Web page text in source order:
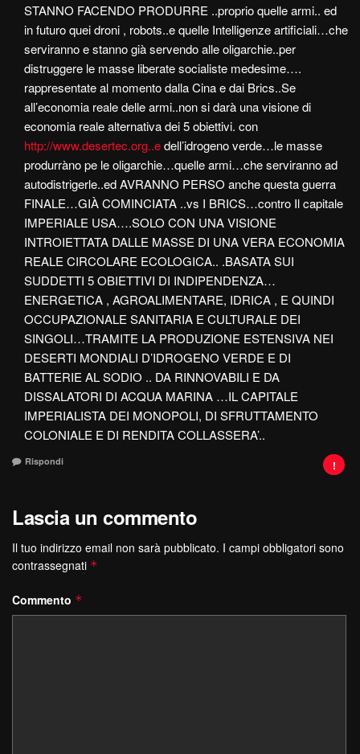
STANNO FACENDO PRODURRE ..proprio quelle armi.. ed
in futuro quei droni , robots..e quelle Intelligenze artificiali…che
serviranno e stanno già servendo alle oligarchie..per
distruggere le masse liberate socialiste medesime….
rappresentate al momento dalla Cina e dai Brics..Se
all’economia reale delle armi..non si darà una visione di
economia reale alternativa dei 5 obiettivi. con
http://www.desertec.org..edell’idrogeno verde…le masse
produrràno pe le oligarchie…quelle armi…che serviranno ad
autodistrigerle..ed AVRANNO PERSO anche questa guerra
FINALE…GIÀ COMINCIATA ..vs I BRICS…contro Il capitale
IMPERIALE USA….SOLO CON UNA VISIONE
INTROIETTATA DALLE MASSE DI UNA VERA ECONOMIA
REALE CIRCOLARE ECOLOGICA.. .BASATA SUI
SUDDETTI 5 OBIETTIVI DI INDIPENDENZA…
ENERGETICA , AGROALIMENTARE, IDRICA , E QUINDI
OCCUPAZIONALE SANITARIA E CULTURALE DEI
SINGOLI…TRAMITE LA PRODUZIONE ESTENSIVA NEI
DESERTI MONDIALI D’IDROGENO VERDE E DI
BATTERIE AL SODIO .. DA RINNOVABILI E DA
DISSALATORI DI ACQUA MARINA …IL CAPITALE
IMPERIALISTA DEI MONOPOLI, DI SFRUTTAMENTO
COLONIALE E DI RENDITA COLLASSERA’..
Rispondi
Lascia un commento
Il tuo indirizzo email non sarà pubblicato. I campi obbligatori sono
contrassegnati *
Commento *